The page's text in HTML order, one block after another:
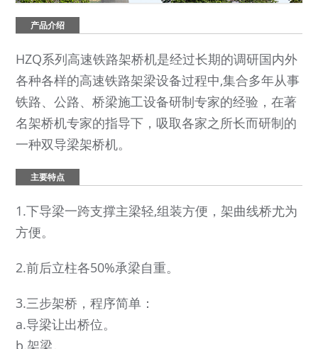
产品介绍
HZQ系列高速铁路架桥机是经过长期的调研国内外
各种各样的高速铁路架梁设备过程中,集合多年从事
铁路、公路、桥梁施工设备研制专家的经验，在著
名架桥机专家的指导下，吸取各家之所长而研制的
一种双导梁架桥机。
主要特点
1.下导梁一跨支撑主梁轻,组装方便，架曲线桥尤为
方便。
2.前后立柱各50%承梁自重。
3.三步架桥，程序简单：
a.导梁让出桥位。